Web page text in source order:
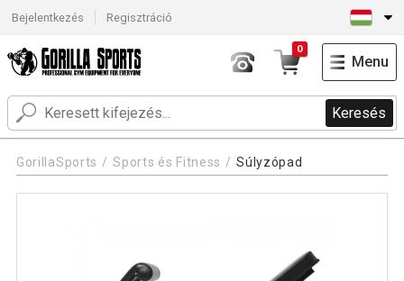
Bejelentkezés Regisztráció
Keresés
0
Menu
GorillaSports Sports és Fitness Súlyzópad